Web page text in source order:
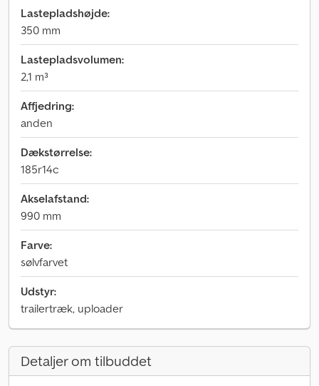
Lastepladshøjde:
350 mm
Lastepladsvolumen:
2,1 m³
Affjedring:
anden
Dækstørrelse:
185r14c
Akselafstand:
990 mm
Farve:
sølvfarvet
Udstyr:
trailertræk, uploader
Detaljer om tilbuddet